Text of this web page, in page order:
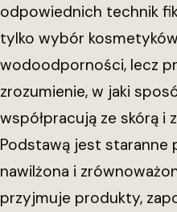
odpowiednich technik
tylko wybór
wodoodporności, lecz
zrozumienie, w jaki
współpracują ze skórą i
Podstawą jest
nawilżona i
przyjmuje produkty,